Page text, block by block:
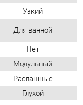
Распашные
Нет
Да
4
Определяется при
сборке